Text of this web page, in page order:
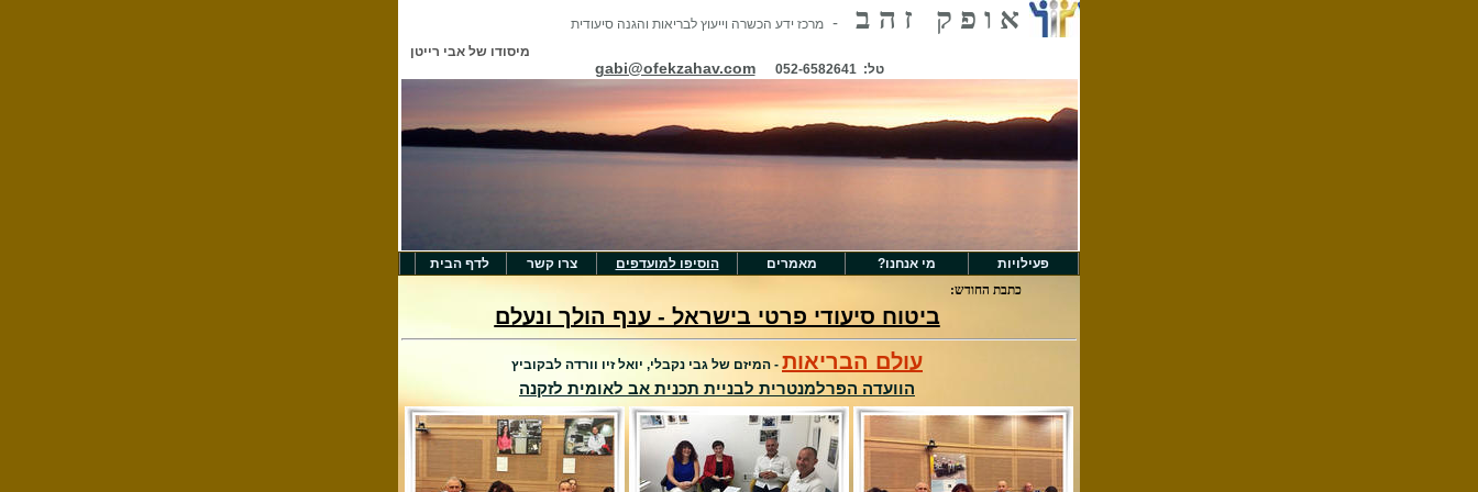
א ו פ ק ז ה ב - מרכז ידע הכשרה וייעוץ לבריאות והגנה סיעודית
מיסודו של אבי רייטן
טל:052-6582641
gabi@ofekzahav.com
פעילויות מי אנחנו? מאמרים הוסיפו למועדפים צרו קשר
לדף הבית
כתבת החודש:
ביטוח סיעודי פרטי בישראל - ענף הולך ונעלם
עולם הבריאות - המיזם של גבי נקבלי, יואל זיו וורדה לבקוביץ
הוועדה הפרלמנטרית לבניית תכנית אב לאומית לזקנה